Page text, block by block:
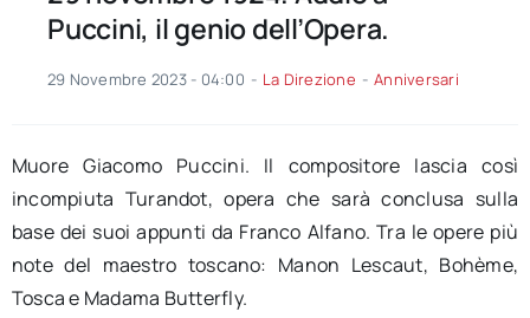
Puccini, il genio dell’Opera.
29 Novembre 2023 - 04:00 - La Direzione - Anniversari
Muore Giacomo Puccini. Il compositore lascia così
incompiuta Turandot, opera che sarà conclusa sulla
base dei suoi appunti da Franco Alfano. Tra le opere più
note del maestro toscano: Manon Lescaut, Bohème,
Tosca e Madama Butterfly.